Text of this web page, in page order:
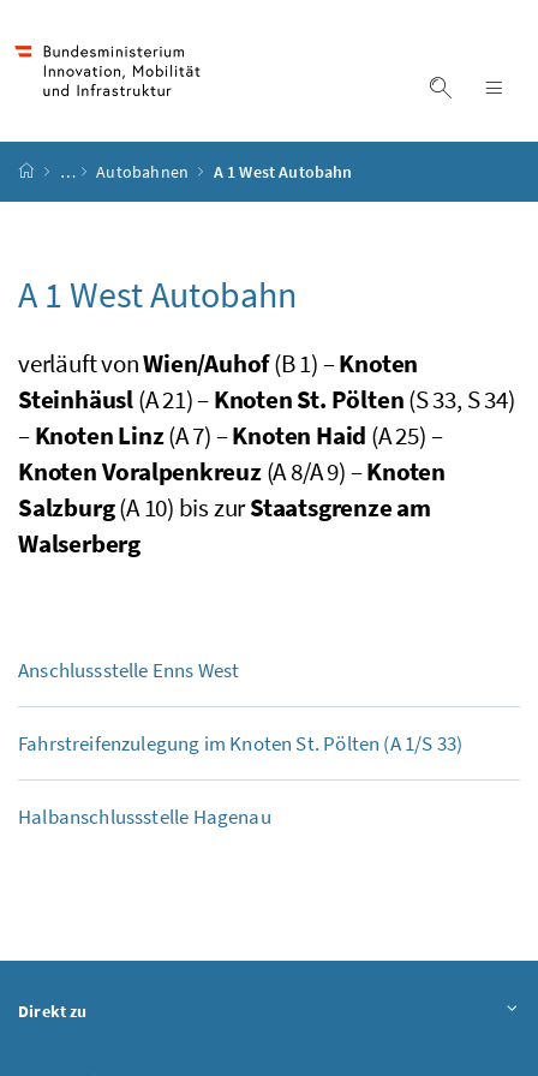
Suche
Startseite
… Autobahnen A 1 West Autobahn
A 1 West Autobahn
verläuft vonWien/Auhof(B 1) –Knoten
Steinhäusl(A 21) –KnotenSt. Pölten(S 33, S 34)
–Knoten Linz(A 7) –Knoten Haid (A 25) –
Knoten Voralpenkreuz(A 8/A 9) –Knoten
Salzburg(A 10) bis zurStaatsgrenze am
Walserberg
Anschlussstelle Enns West
Fahrstreifenzulegung im Knoten St. Pölten (A 1/S 33)
Halbanschlussstelle Hagenau
Direkt zu